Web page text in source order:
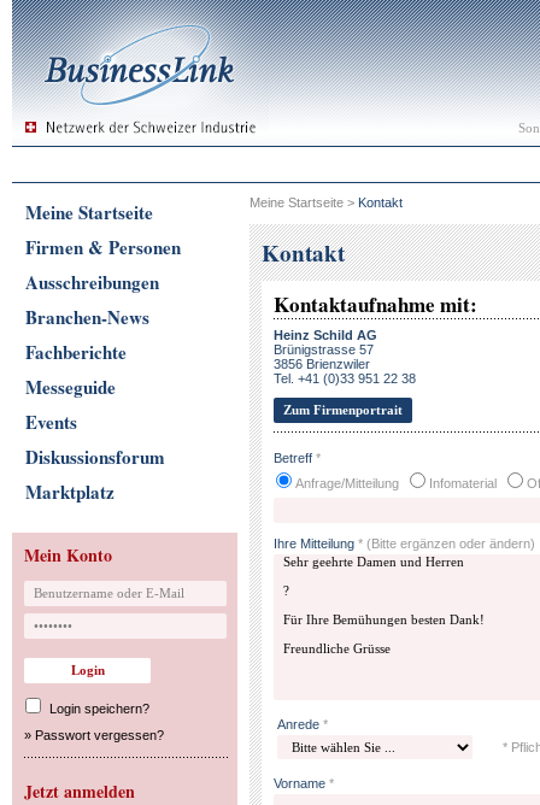
Meine Startseite
Firmen & Personen
Ausschreibungen
Branchen-News
Fachberichte
Messeguide
Events
Diskussionsforum
Marktplatz
Mein Konto
Login speichern?
» Passwort vergessen?
Jetzt anmelden
Meine Startseite > Kontakt
Kontakt
Kontaktaufnahme mit:
Heinz Schild AG
Brünigstrasse 57
3856 Brienzwiler
Tel. +41 (0)33 951 22 38
Zum Firmenportrait
Betreff *
Anfrage/Mitteilung
Infomaterial
Ihre Mitteilung * (Bitte ergänzen oder ändern)
Anrede *
*
Vorname *